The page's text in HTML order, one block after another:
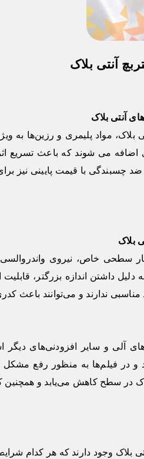
آنتی بلاک
آنتی بلاک
بلاک، مواد پلیمری و رزین‌ها به
اضافه می شوند که باعث تسریع
چسبندگی با قیمت پایینی نیز
بلاک
سطحی خاص، نیروی واندروالسی
دلیل داشتن اندازه بزرگتر،
ندارند و می‌توانند باعث
آلی و سایر افزودنی‌های
در فیلم‌ها به منظور رفع مشکل
در سطح کاهش می‌یابد و
بلاک وجود دارند که هر کدام